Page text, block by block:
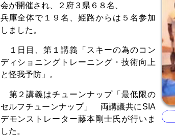
会が開催され、２府３県６８名、
兵庫全体で１９名、姫路からは５名参加
しました。
１日目、第１講義「スキーの為のコン
ディショニングトレーニング・技術向上
と怪我予防」。
第２講義はチューンナップ「最低限の
セルフチューンナップ」 両講議共にSIA
デモンストレーター藤本剛士氏が行いま
した。